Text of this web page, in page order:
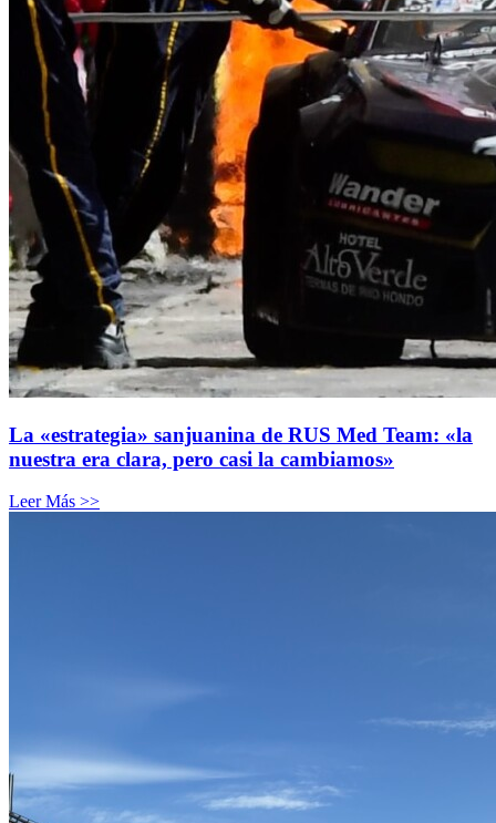
La «estrategia» sanjuanina de RUS Med Team: «la
nuestra era clara, pero casi la cambiamos»
Leer Más >>